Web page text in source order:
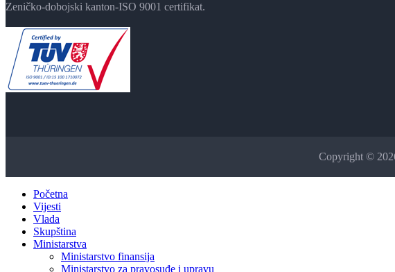
Zeničko-dobojski kanton-ISO 9001 certifikat.
Copyright ©
Početna
Vijesti
Vlada
Skupština
Ministarstva
Ministarstvo finansija
Ministarstvo za pravosuđe i upravu